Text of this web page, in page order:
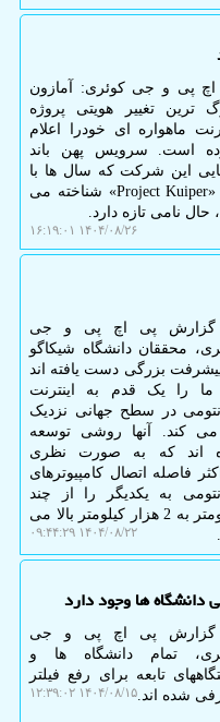
پی و جی کوئری: آمازون
ترین تغییر هویتی پروژه
ماهواره ای خودرا اعلام
است. سرویس پهن باند
این شرکت که سال ها با
نام «Project Kuiper» شناخته می
حال نامی تازه دارد.
۱۴۰۴/۰۸/۲۶ ۱۶:۱۹:۰۱
گزارش پی اچ پی و جی
محققان دانشگاه شیکاگو
بزرگی دست یافته اند
را یک قدم به اینترنت
در سطح جهانی نزدیک
کند. آنها روشی توسعه
اند که به صورت نظری
فاصله اتصال کامپیوترهای
به یکدیگر را از چند
کیلومتر به 2 هزار کیلومتر بالا می
۱۴۰۴/۰۸/۲۲ ۰۹:۴۴:۲۹
دانشگاه ها وجود دارد
گزارش پی اچ پی و جی
تمام دانشگاه ها و
تابعه برای رفع فیلتر
شده اند. ۱۴۰۴/۰۸/۱۵ ۱۲:۳۹:۰۲